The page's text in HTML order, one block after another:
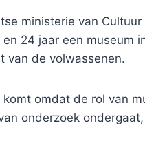
ministerie van
24 jaar een museum
van de volwassenen.
omdat de rol van
onderzoek